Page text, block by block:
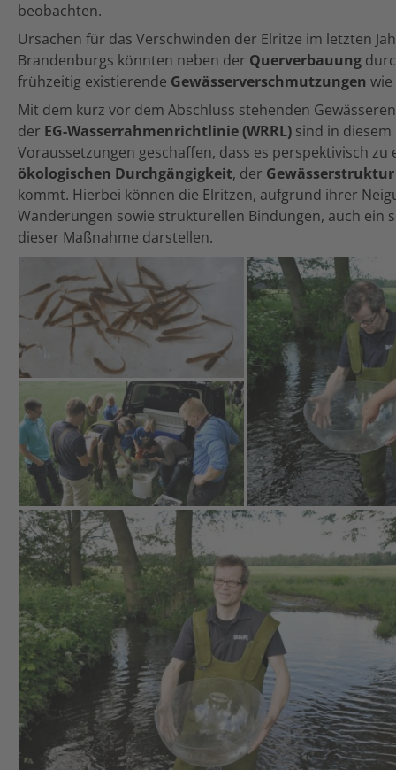
beobachten.
Ursachen für das Verschwinden der Elritze im letzten
Brandenburgs könnten neben der Querverbauung
frühzeitig existierende Gewässerverschmutzungen wie
Mit dem kurz vor dem Abschluss stehenden
der EG-Wasserrahmenrichtlinie (WRRL) sind in
Voraussetzungen geschaffen, dass es perspektivisch zu
ökologischen Durchgängigkeit, der Gewässerstruktur
kommt. Hierbei können die Elritzen, aufgrund ihrer
Wanderungen sowie strukturellen Bindungen, auch ein
dieser Maßnahme darstellen.